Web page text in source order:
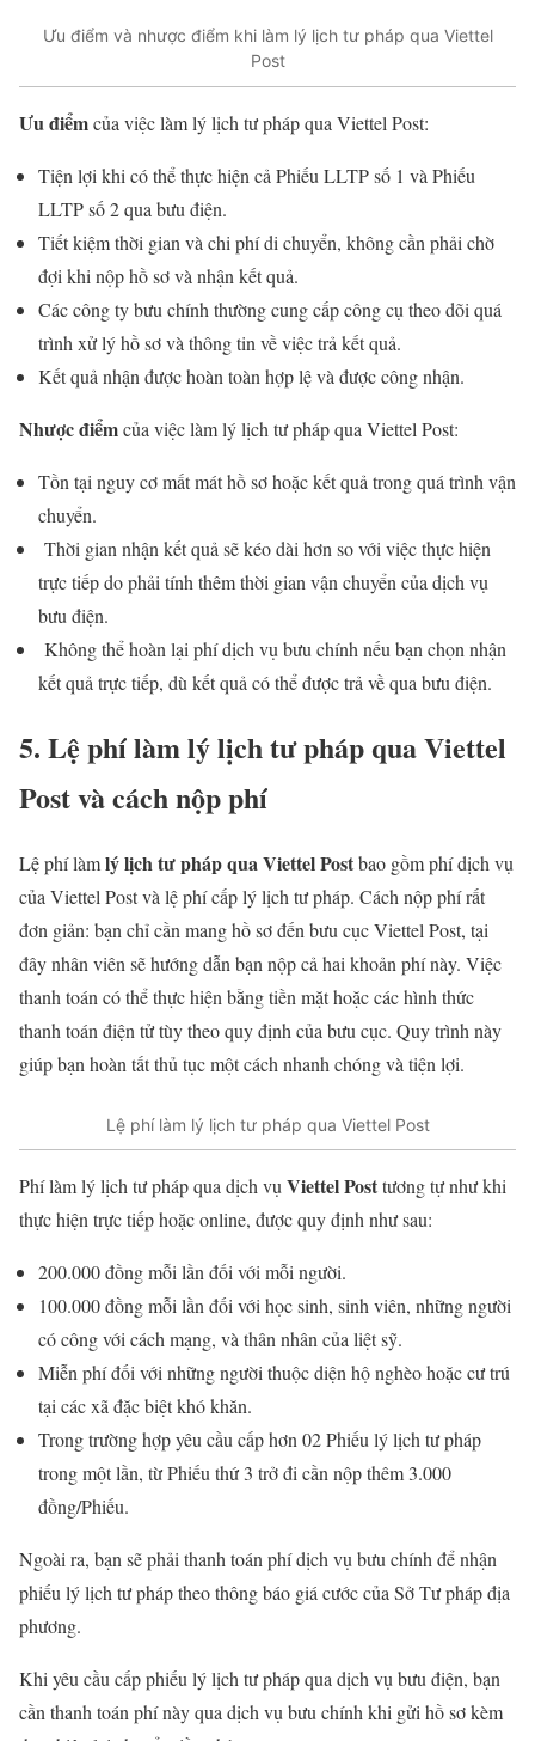
Ưu điểm và nhược điểm khi làm lý lịch tư pháp qua Viettel
Post
Ưu điểmcủa việc làm lý lịch tư pháp qua Viettel Post:
Tiện lợi khi có thể thực hiện cả Phiếu LLTP số 1 và Phiếu
LLTP số 2 qua bưu điện.
Tiết kiệm thời gian và chi phí di chuyển, không cần phải chờ
đợi khi nộp hồ sơ và nhận kết quả.
Các công ty bưu chính thường cung cấp công cụ theo dõi quá
trình xử lý hồ sơ và thông tin về việc trả kết quả.
Kết quả nhận được hoàn toàn hợp lệ và được công nhận.
Nhược điểmcủa việc làm lý lịch tư pháp qua Viettel Post:
Tồn tại nguy cơ mất mát hồ sơ hoặc kết quả trong quá trình vận
chuyển.
Thời gian nhận kết quả sẽ kéo dài hơn so với việc thực hiện
trực tiếp do phải tính thêm thời gian vận chuyển của dịch vụ
bưu điện.
Không thể hoàn lại phí dịch vụ bưu chính nếu bạn chọn nhận
kết quả trực tiếp, dù kết quả có thể được trả về qua bưu điện.
5. Lệ phí làm lý lịch tư pháp qua Viettel
Post và cách nộp phí
Lệ phí làmlý lịch tư pháp qua Viettel Postbao gồm phí dịch vụ
của Viettel Post và lệ phí cấp lý lịch tư pháp. Cách nộp phí rất
đơn giản: bạn chỉ cần mang hồ sơ đến bưu cục Viettel Post, tại
đây nhân viên sẽ hướng dẫn bạn nộp cả hai khoản phí này. Việc
thanh toán có thể thực hiện bằng tiền mặt hoặc các hình thức
thanh toán điện tử tùy theo quy định của bưu cục. Quy trình này
giúp bạn hoàn tất thủ tục một cách nhanh chóng và tiện lợi.
Lệ phí làm lý lịch tư pháp qua Viettel Post
Phí làm lý lịch tư pháp qua dịch vụ Viettel Posttương tự như khi
thực hiện trực tiếp hoặc online, được quy định như sau:
200.000 đồng mỗi lần đối với mỗi người.
100.000 đồng mỗi lần đối với học sinh, sinh viên, những người
có công với cách mạng, và thân nhân của liệt sỹ.
Miễn phí đối với những người thuộc diện hộ nghèo hoặc cư trú
tại các xã đặc biệt khó khăn.
Trong trường hợp yêu cầu cấp hơn 02 Phiếu lý lịch tư pháp
trong một lần, từ Phiếu thứ 3 trở đi cần nộp thêm 3.000
đồng/Phiếu.
Ngoài ra, bạn sẽ phải thanh toán phí dịch vụ bưu chính để nhận
phiếu lý lịch tư pháp theo thông báo giá cước của Sở Tư pháp địa
phương.
Khi yêu cầu cấp phiếu lý lịch tư pháp qua dịch vụ bưu điện, bạn
cần thanh toán phí này qua dịch vụ bưu chính khi gửi hồ sơ kèm